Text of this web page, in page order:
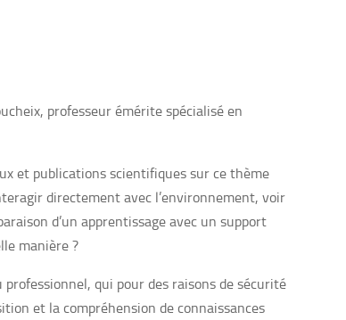
professeur émérite spécialisé en
et publications scientifiques sur ce thème
directement avec l’environnement, voir
d’un apprentissage avec un support
manière ?
qui pour des raisons de sécurité
et la compréhension de connaissances